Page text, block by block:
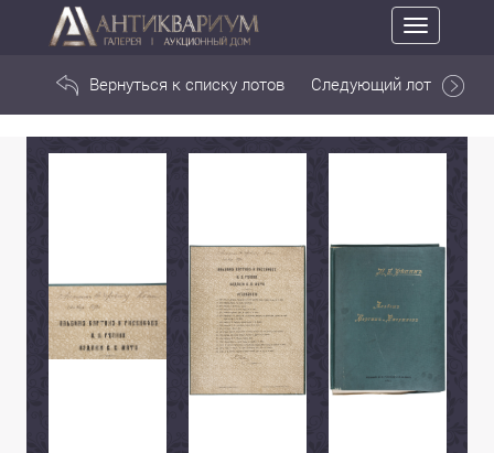
Toggle
navigation
Вернуться к списку лотов Следующий лот